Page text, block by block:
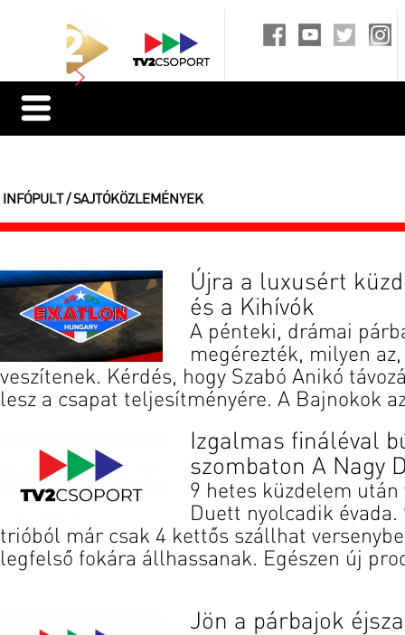
INFÓPULT / SAJTÓKÖZLEMÉNYEK
Újra a luxusért
és a Kihívók
A pénteki, drámai
megérezték, milyen
veszítenek. Kérdés, hogy Szabó Anikó
lesz a csapat teljesítményére. A Bajnokok
Izgalmas fináléval
szombaton A Nagy
9 hetes küzdelem után
Duett nyolcadik évada.
trióból már csak 4 kettős szállhat
legfelső fokára állhassanak. Egészen új
Jön a párbajok